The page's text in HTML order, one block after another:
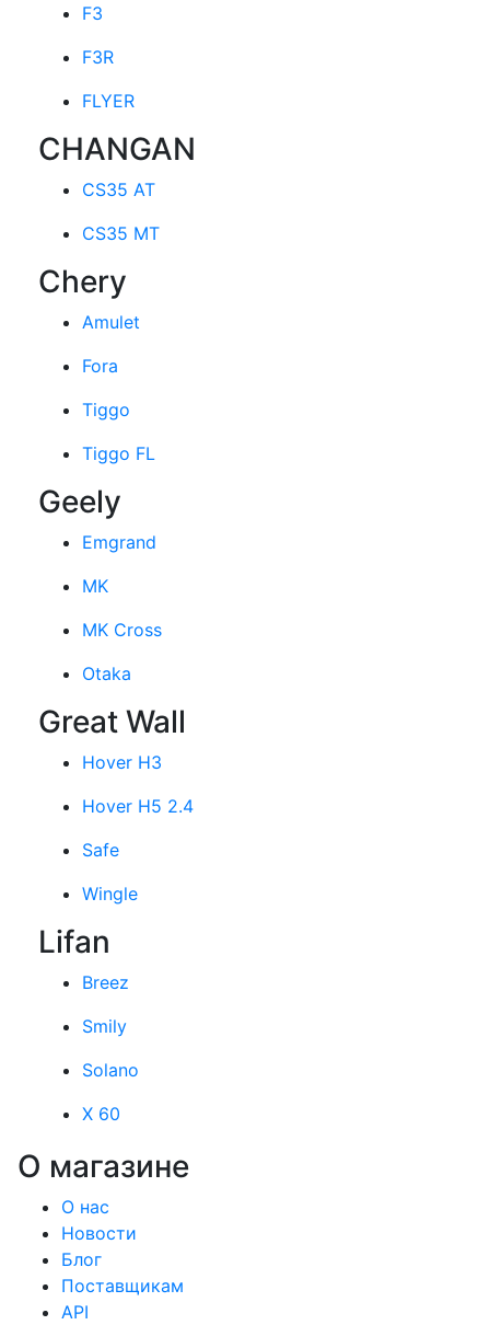
F3
F3R
FLYER
CHANGAN
CS35 AT
CS35 MT
Chery
Amulet
Fora
Tiggo
Tiggo FL
Geely
Emgrand
MK
MK Cross
Otaka
Great Wall
Hover H3
Hover H5 2.4
Safe
Wingle
Lifan
Breez
Smily
Solano
X 60
О магазине
О нас
Новости
Блог
Поставщикам
API